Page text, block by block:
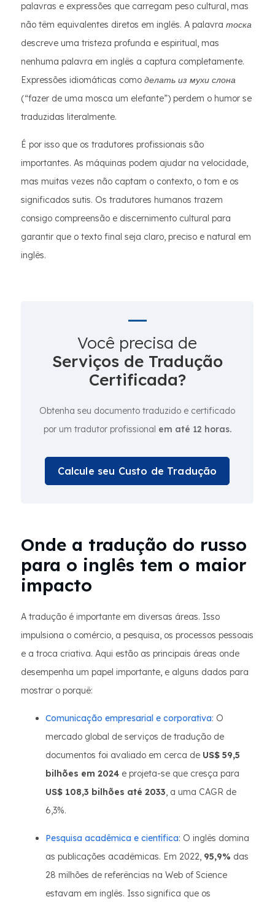
palavras e expressões que carregam peso cultural, mas
não têm equivalentes diretos em inglês. A palavra тоска
descreve uma tristeza profunda e espiritual, mas
nenhuma palavra em inglês a captura completamente.
Expressões idiomáticas como делать из мухи слона
(“fazer de uma mosca um elefante”) perdem o humor se
traduzidas literalmente.
É por isso que os tradutores profissionais são
importantes. As máquinas podem ajudar na velocidade,
mas muitas vezes não captam o contexto, o tom e os
significados sutis. Os tradutores humanos trazem
consigo compreensão e discernimento cultural para
garantir que o texto final seja claro, preciso e natural em
inglês.
Você precisa de
Serviços de Tradução
Certificada?
Obtenha seu documento traduzido e certificado
por um tradutor profissional em até 12 horas.
Calcule seu Custo de Tradução
Onde a tradução do russo
para o inglês tem o maior
impacto
A tradução é importante em diversas áreas. Isso
impulsiona o comércio, a pesquisa, os processos pessoais
e a troca criativa. Aqui estão as principais áreas onde
desempenha um papel importante, e alguns dados para
mostrar o porquê:
Comunicação empresarial e corporativa: O
mercado global de serviços de tradução de
documentos foi avaliado em cerca de US$ 59,5
bilhões em 2024 e projeta-se que cresça para
US$ 108,3 bilhões até 2033, a uma CAGR de
6,3%.
Pesquisa acadêmica e científica: O inglês domina
as publicações acadêmicas. Em 2022, 95,9% das
28 milhões de referências na Web of Science
estavam em inglês. Isso significa que os